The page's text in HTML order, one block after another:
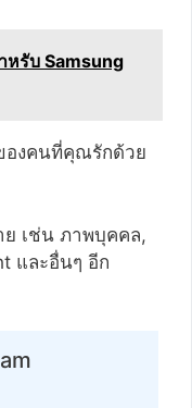
หรับ Samsung
องคนที่คุณรักด้วย
ย เช่น ภาพบุคคล,
และอื่นๆ อีก